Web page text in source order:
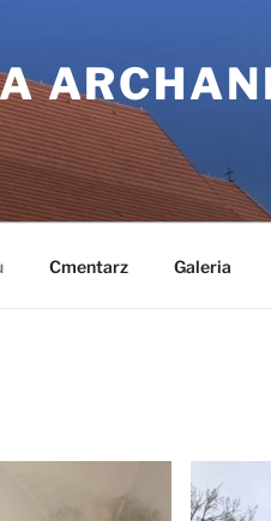
Cmentarz Galeria